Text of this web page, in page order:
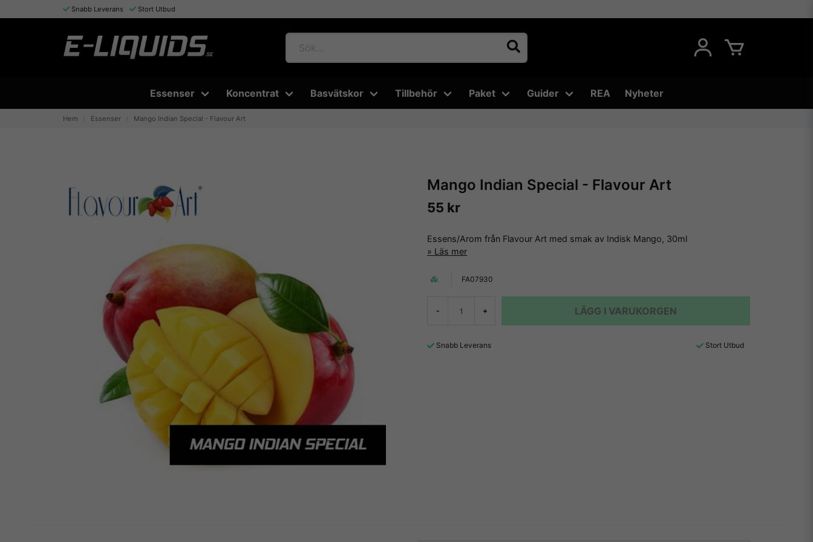
Snabb Leverans Stort Utbud
Essenser Koncentrat Basvätskor Tillbehör Paket Guider REA Nyheter
Hem Essenser Mango Indian Special - Flavour Art
Mango Indian Special - Flavour Art
55 kr
Essens/Arom från Flavour Art med smak av Indisk Mango, 30ml
Läs mer
FA07930
- + LÄGG I VARUKORGEN
Snabb Leverans Stort Utbud